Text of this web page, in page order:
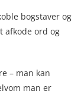
bogstaver og
afkode ord og
– man kan
man er